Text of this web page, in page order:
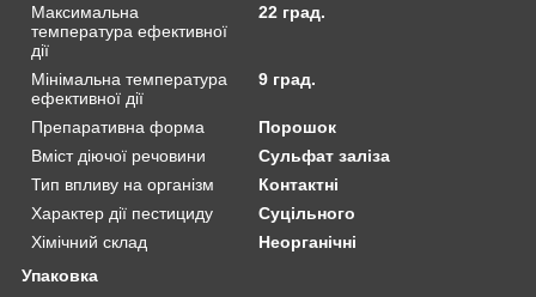
Максимальна
температура ефективної
дії
22 град.
Мінімальна температура
ефективної дії
9 град.
Препаративна форма
Порошок
Вміст діючої речовини
Сульфат заліза
Тип впливу на організм
Контактні
Характер дії пестициду
Суцільного
Хімічний склад
Неорганічні
Упаковка